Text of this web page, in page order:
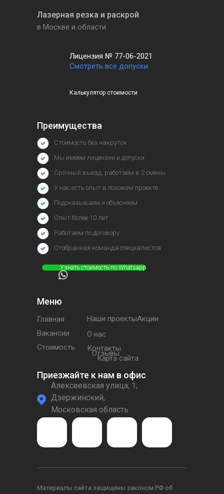
Лазерная резка и раскрой
Алексеевская улица, 1,
Дзержинский,
Московская область
Меню
Главная
Вакансии
Стоимость
Наши проектыАкции
О нас
Контакты
Преимущества
Приезжайте к нам в офис
Стоимость без накруток
Мы имеем лицензии и допуски
Срочный выезд, работаем в 2 смены
У нас есть опыт в похожем проекте
Подсказываем и объясняем
Опыт более 10 лет
Работаем по договору
в Москве и области
⠀⠀⠀⠀Узнать стоимость по Whatsapp
Лицензия № 77-06-2021
Смотреть все допуски
Калькулятор стоимости
Материалы сайта защищены законом РФ об
Отобранная команда специалистов
Отзывы
Карта сайта